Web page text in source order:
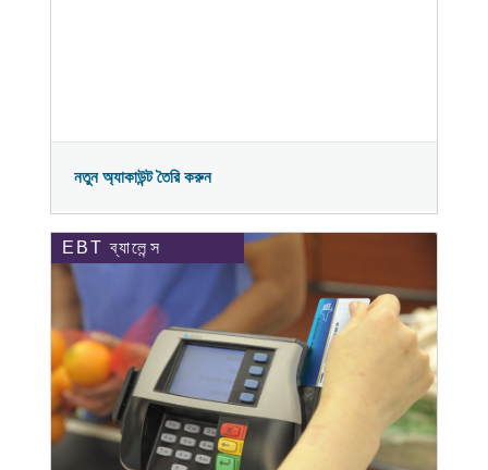
নতুন অ্যাকাউন্ট তৈরি করুন
EBT ব্যালেন্স